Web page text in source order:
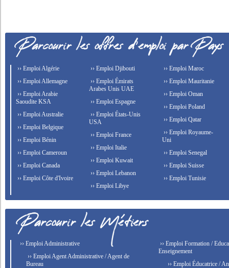
›› Emploi Algérie
›› Emploi Allemagne
›› Emploi Arabie
Saoudite KSA
›› Emploi Australie
›› Emploi Belgique
›› Emploi Bénin
›› Emploi Cameroun
›› Emploi Canada
›› Emploi Côte d'Ivoire
›› Emploi Djibouti
›› Emploi Émirats
Arabes Unis UAE
›› Emploi Espagne
›› Emploi États-Unis
USA
›› Emploi France
›› Emploi Italie
›› Emploi Kuwait
›› Emploi Lebanon
›› Emploi Libye
›› Emploi Maroc
›› Emploi Mauritanie
›› Emploi Oman
›› Emploi Poland
›› Emploi Qatar
›› Emploi Royaume-
Uni
›› Emploi Senegal
›› Emploi Suisse
›› Emploi Tunisie
›› Emploi Administrative
›› Emploi Agent Administrative / Agent de
Bureau
›› Emploi Formation /
Enseignement
›› Emploi Éducatrice /